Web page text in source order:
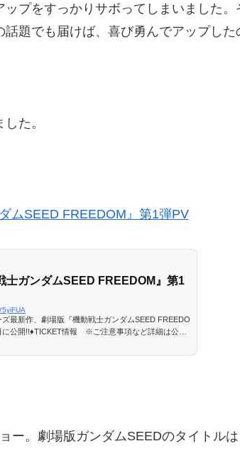
プをすっかりサボってしまいました。
題でも届けば、喜び勇んでアップした
た。
ムSEED FREEDOM』第1弾PV
士ガンダムSEED FREEDOM』第1
最新作、劇場版『機動戦士ガンダムSEED FREEDO
に公開!!♦TICKET情報 ※ご注意事項など詳細は公式
売＆通販開始（https://www.major-j.com...
ー。劇場版ガンダムSEEDのタイトルは